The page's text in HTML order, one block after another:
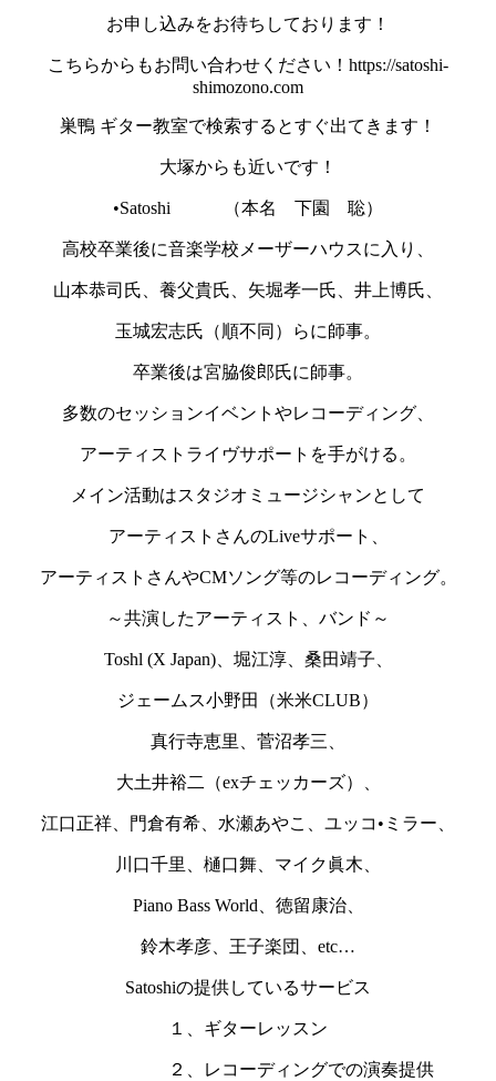
お申し込みをお待ちしております！
こちらからもお問い合わせください！https://satoshi-
shimozono.com
巣鴨 ギター教室で検索するとすぐ出てきます！
大塚からも近いです！
•Satoshi （本名 下園 聡）
高校卒業後に音楽学校メーザーハウスに入り、
山本恭司氏、養父貴氏、矢堀孝一氏、井上博氏、
玉城宏志氏（順不同）らに師事。
卒業後は宮脇俊郎氏に師事。
多数のセッションイベントやレコーディング、
アーティストライヴサポートを手がける。
メイン活動はスタジオミュージシャンとして
アーティストさんのLiveサポート、
アーティストさんやCMソング等のレコーディング。
～共演したアーティスト、バンド～
Toshl (X Japan)、堀江淳、桑田靖子、
ジェームス小野田（米米CLUB）
真行寺恵里、菅沼孝三、
大土井裕二（exチェッカーズ）、
江口正祥、門倉有希、水瀬あやこ、ユッコ•ミラー、
川口千里、樋口舞、マイク眞木、
Piano Bass World、徳留康治、
鈴木孝彦、王子楽団、etc…
Satoshiの提供しているサービス
１、ギターレッスン
２、レコーディングでの演奏提供